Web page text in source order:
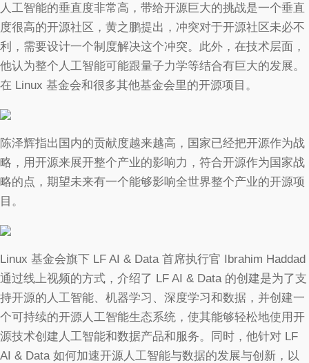
人工智能的垂直度非常高，带给开源巨大的挑战是一个垂直
度很高的开源社区，黄之鹏提出，冲突对于开源社区未必不
利，需要设计一个制度解决这个冲突。此外，在技术层面，
他认为整个人工智能可能跟量子力学等结合有巨大的发展。
在 Linux 基金会和很多其他基金会里的开源项目。
陈泽辉指出国内的贡献度越来越高，国家已经把开源作为战
略，用开源来展开整个产业的影响力，符合开源作为国家战
略的点，期望未来有一个能够影响全世界整个产业的开源项
目。
Linux 基金会旗下 LF AI & Data 首席执行官 Ibrahim Haddad
通过线上视频的方式，介绍了 LF AI & Data 的创建是为了支
持开源的人工智能、机器学习、深度学习和数据，并创建一
个可持续的开源人工智能生态系统，使其能够轻松地使用开
源技术创建人工智能和数据产品和服务。同时，他针对 LF
AI & Data 如何加速开源人工智能与数据的发展与创新，以